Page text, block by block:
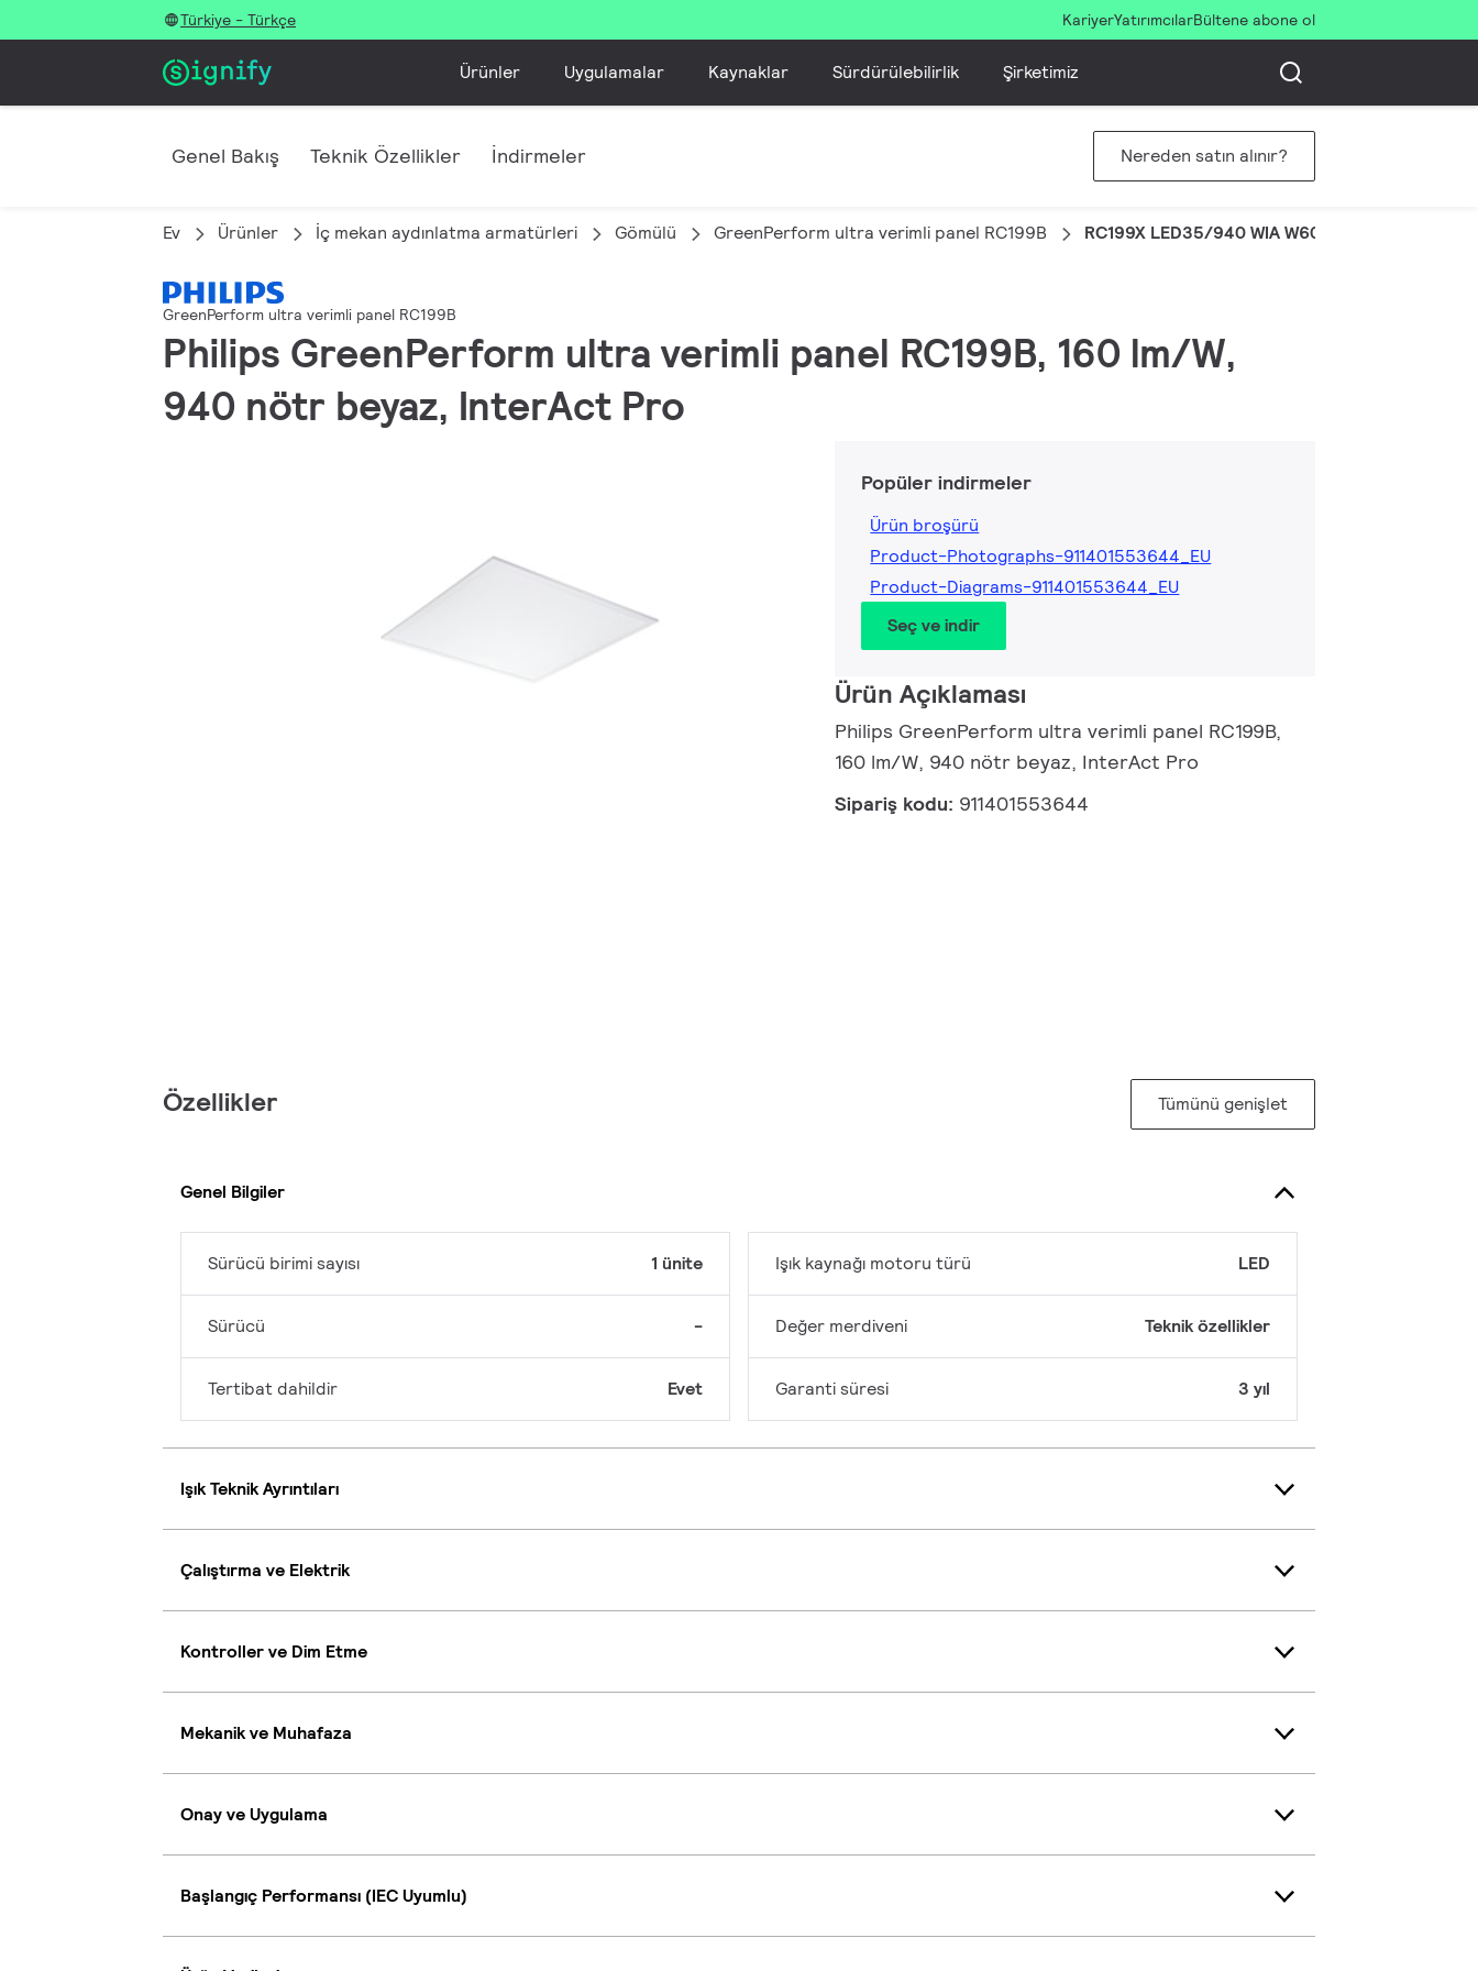
Türkiye - Türkçe KariyerYatırımcılarBültene abone ol
Ürünler Uygulamalar Kaynaklar Sürdürülebilirlik Şirketimiz
Genel Bakış Teknik Özellikler İndirmeler Nereden satın alınır?
Ev Ürünler İç mekan aydınlatma armatürleri Gömülü GreenPerform ultra verimli panel RC199B RC199X LED35/940 WIA W60L60 CAU UE
GreenPerform ultra verimli panel RC199B
Philips GreenPerform ultra verimli panel RC199B, 160 lm/W,
940 nötr beyaz, InterAct Pro
Popüler indirmeler
Ürün broşürü
Product-Photographs-911401553644_EU
Product-Diagrams-911401553644_EU
Seç ve indir
Ürün Açıklaması
Philips GreenPerform ultra verimli panel RC199B,
160 lm/W, 940 nötr beyaz, InterAct Pro
Sipariş kodu: 911401553644
Özellikler Tümünü genişlet
Genel Bilgiler
Sürücü birimi sayısı 1 ünite
Sürücü -
Tertibat dahildir Evet
Işık kaynağı motoru türü LED
Değer merdiveni Teknik özellikler
Garanti süresi 3 yıl
Işık Teknik Ayrıntıları
Çalıştırma ve Elektrik
Kontroller ve Dim Etme
Mekanik ve Muhafaza
Onay ve Uygulama
Başlangıç Performansı (IEC Uyumlu)